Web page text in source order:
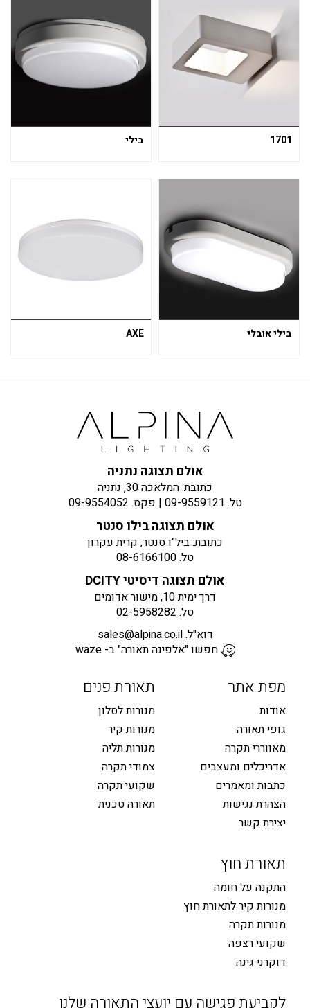
1701 בילי
בילי אובלי AXE
אולם תצוגה נתניה
כתובת: המלאכה 30, נתניה
טל. 09-9559121 | פקס. 09-9554052
אולם תצוגה בילו סנטר
כתובת: ביל"ו סנטר, קרית עקרון
טל.08-6166100
אולם תצוגה דיסיטי DCITY
דרך ימית 10, מישור אדומים
טל. 02-5958282
דוא"ל.sales@alpina.co.il
חפשו "אלפינה תאורה" ב- waze
מפת אתר
אודות
גופי תאורה
מאווררי תקרה
אדריכלים ומעצבים
כתבות ומאמרים
הצהרת נגישות
יצירת קשר
תאורת פנים
מנורות לסלון
מנורות קיר
מנורות תליה
צמודי תקרה
שקועי תקרה
תאורה טכנית
תאורת חוץ
התקנה על חומה
מנורות קיר לתאורת חוץ
מנורות תקרה
שקועי רצפה
דוקרני גינה
לקביעת פגישה עם יועצי התאורה שלנו